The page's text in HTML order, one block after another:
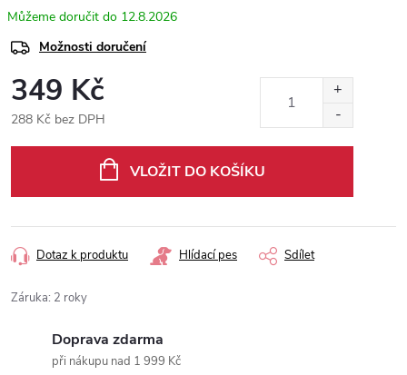
12.8.2026
Možnosti doručení
349 Kč
288 Kč bez DPH
VLOŽIT DO KOŠÍKU
Dotaz k produktu Hlídací pes Sdílet
Záruka: 2 roky
Doprava zdarma
při nákupu nad 1 999 Kč